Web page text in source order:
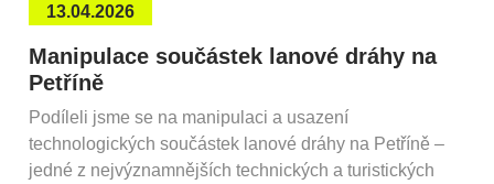
13.04.2026
Manipulace součástek lanové dráhy na
Petříně
Podíleli jsme se na manipulaci a usazení
technologických součástek lanové dráhy na Petříně –
jedné z nejvýznamnějších technických a turistických